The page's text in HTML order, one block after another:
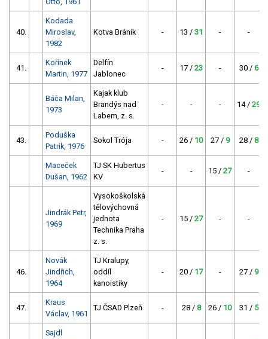
40.
Kodada
Miroslav,
1982
Kotva Bráník - 13 / 31 - -
41.
Kořínek
Martin, 1977
Delfín
Jablonec
- 17 / 23 - 30 / 6
Báča Milan,
1973
Kajak klub
Brandýs nad
Labem, z. s.
- - - 14 / 29
43.
Poduška
Patrik, 1976
Sokol Trója - 26 / 10 27 / 9 28 / 8
Maceček
Dušan, 1962
TJ SK Hubertus
KV
- - 15 / 27 -
Jindrák Petr,
1969
Vysokoškolská
tělovýchovná
jednota
Technika Praha
z. s.
- 15 / 27 - -
46.
Novák
Jindřich,
1964
TJ Kralupy,
oddíl
kanoistiky
- 20 / 17 - 27 / 9
47.
Kraus
Václav, 1961
TJ ČSAD Plzeň - 28 / 8 26 / 10 31 / 5
Sajdl